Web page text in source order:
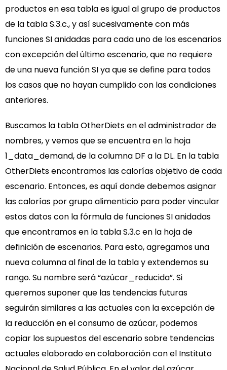
productos en esa tabla es igual al grupo de productos
de la tabla S.3.c., y así sucesivamente con más
funciones SI anidadas para cada uno de los escenarios
con excepción del último escenario, que no requiere
de una nueva función SI ya que se define para todos
los casos que no hayan cumplido con las condiciones
anteriores.
Buscamos la tabla OtherDiets en el administrador de
nombres, y vemos que se encuentra en la hoja
1_data_demand, de la columna DF a la DL. En la tabla
OtherDiets encontramos las calorías objetivo de cada
escenario. Entonces, es aquí donde debemos asignar
las calorías por grupo alimenticio para poder vincular
estos datos con la fórmula de funciones SI anidadas
que encontramos en la tabla S.3.c en la hoja de
definición de escenarios. Para esto, agregamos una
nueva columna al final de la tabla y extendemos su
rango. Su nombre será “azúcar_reducida”. Si
queremos suponer que las tendencias futuras
seguirán similares a las actuales con la excepción de
la reducción en el consumo de azúcar, podemos
copiar los supuestos del escenario sobre tendencias
actuales elaborado en colaboración con el Instituto